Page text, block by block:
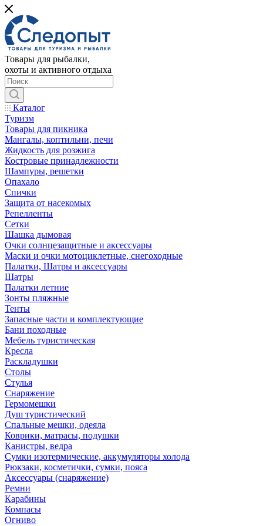
Товары для рыбалки,
охоты и активного отдыха
Каталог
Туризм
Товары для пикника
Мангалы, коптильни, печи
Жидкость для розжига
Костровые принадлежности
Шампуры, решетки
Опахало
Спички
Защита от насекомых
Репелленты
Сетки
Шашка дымовая
Очки солнцезащитные и аксессуары
Маски и очки мотоциклетные, снегоходные
Палатки, Шатры и аксессуары
Шатры
Палатки летние
Зонты пляжные
Тенты
Запасные части и комплектующие
Бани походные
Мебель туристическая
Кресла
Раскладушки
Столы
Стулья
Снаряжение
Гермомешки
Душ туристический
Спальные мешки, одеяла
Коврики, матрасы, подушки
Канистры, ведра
Сумки изотермические, аккумуляторы холода
Рюкзаки, косметички, сумки, пояса
Аксессуары (снаряжение)
Ремни
Карабины
Компасы
Огниво